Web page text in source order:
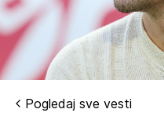
Pogledaj sve vesti